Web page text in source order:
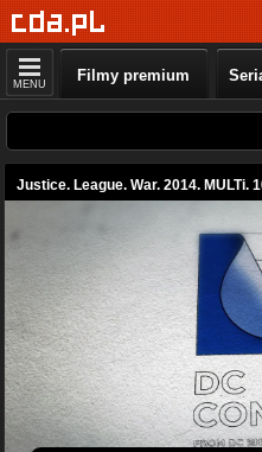
MENU Filmy premium
Justice. League. War. 2014. MULTi.